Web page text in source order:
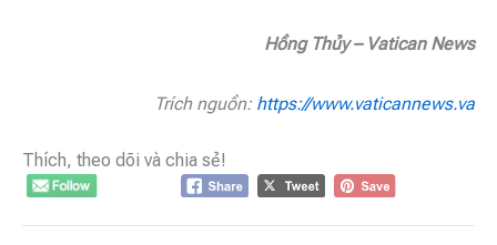
Hồng Thủy – Vatican News
Trích nguồn: https://www.vaticannews.va
Thích, theo dõi và chia sẻ!